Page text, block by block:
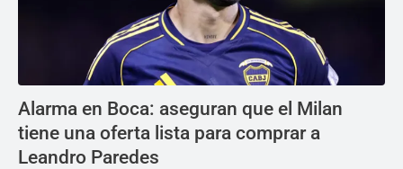
Alarma en Boca: aseguran que el Milan
tiene una oferta lista para comprar a
Leandro Paredes